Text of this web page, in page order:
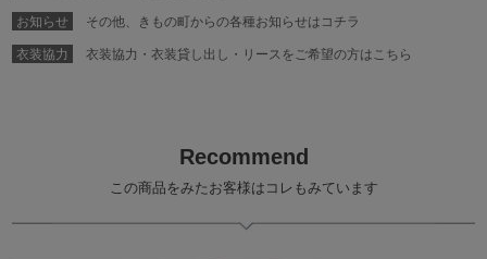
お知らせ その他、きもの町からの各種お知らせはコチラ
衣装協力 衣装協力・衣装貸し出し・リースをご希望の方はこちら
Recommend
この商品をみたお客様はコレもみています